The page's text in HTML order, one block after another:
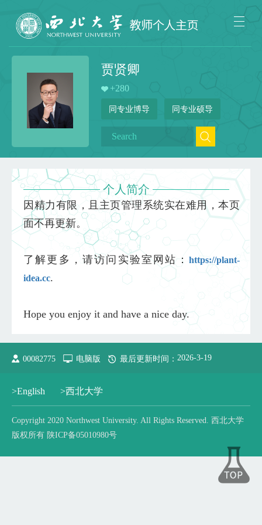
贾贤卿
+280
同专业博导 同专业硕导
个人简介
因 精力有限，且主页管理系统实在难用，本页
面不再更新。
了解更多，请访问实验室网站： https://plant-
idea.cc.
Hope you enjoy it and have a nice day.
00082775 电脑版 最后更新时间： 2026-3-19
>English >西北大学
Copyright 2020 Northwest University. All Rights Reserved. 西北大学
版权所有 陕ICP备05010980号